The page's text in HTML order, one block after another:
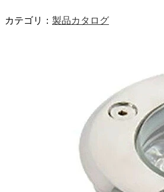
カテゴリ： 製品カタログ